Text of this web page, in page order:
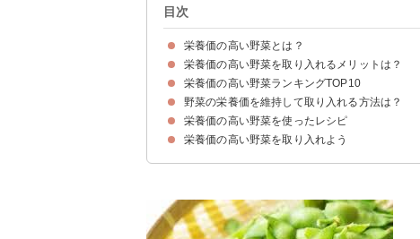
目次
栄養価の高い野菜とは？
栄養価の高い野菜を取り入れるメリットは？
①豊富なビタミン・ミネラルを取り入れられる
②食物繊維が豊富でダイエット効果の期待ができる
③食物酵素を摂取できる
④低カロリーでボリュームアップ
栄養価の高い野菜ランキングTOP10
10位：しそ
9位：にんにく
8位：人参
7位：パプリカ
6位：キャベツ
5位：ほうれん草
4位：小松菜
3位：ブロッコリー
2位：えだまめ
1位：モロヘイヤ
野菜の栄養価を維持して取り入れる方法は？
①ビタミンE・βカロテンは油と一緒に取り入れる
②キャベツなどは洗った後にカットする
③茎・葉も料理に活用して食べる
④ほうれん草などは旬の時期に食べる
栄養価の高い野菜を使ったレシピ
①モロヘイヤのスープ
②人参と枝豆のサラダ
③ブロッコリーのガーリック炒め
栄養価の高い野菜を取り入れよう